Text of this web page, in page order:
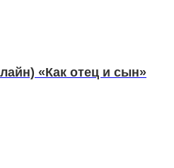
«Как отец и сын»